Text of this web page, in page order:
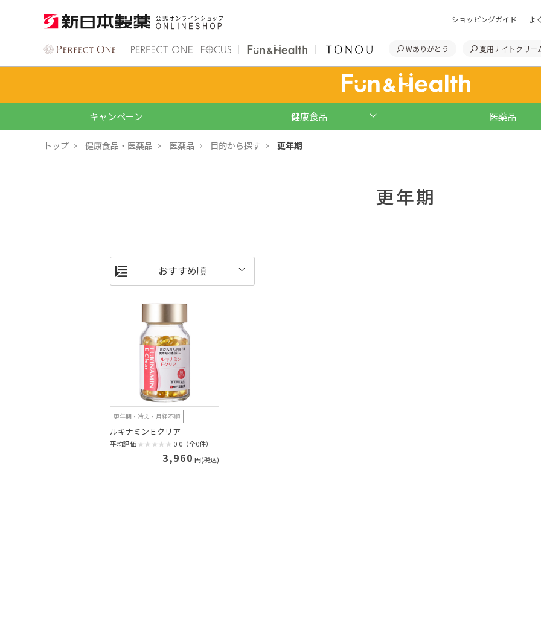
ショッピングガイド よ
Wありがとう 夏用ナイトクリー
キャンペーン 健康食品 医薬品
トップ 健康食品・医薬品 医薬品 目的から探す 更年期
更年期
更年期・冷え・月経不順
ルキナミンＥクリア
平均評価 0.0（全0件）
3,960 円(税込)